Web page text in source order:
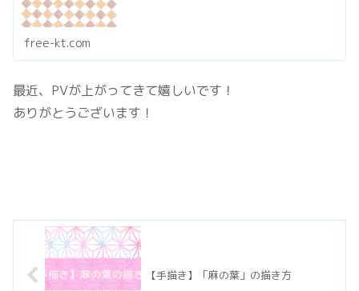
free-kt.com
最近、PVが上がってきて嬉しいです！
ありがとうございます！
【手描き】「麻の葉」の描き方